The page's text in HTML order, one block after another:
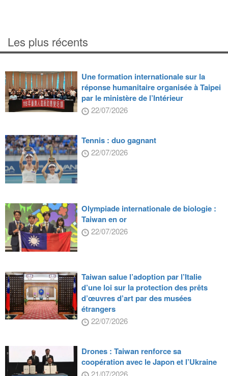
Les plus récents
Une formation internationale sur la
réponse humanitaire organisée à Taipei
par le ministère de l’Intérieur
22/07/2026
Tennis : duo gagnant
22/07/2026
Olympiade internationale de biologie :
Taiwan en or
22/07/2026
Taiwan salue l’adoption par l’Italie
d’une loi sur la protection des prêts
d’œuvres d’art par des musées
étrangers
22/07/2026
Drones : Taiwan renforce sa
coopération avec le Japon et l’Ukraine
21/07/2026